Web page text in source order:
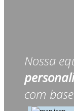
Nossa
com